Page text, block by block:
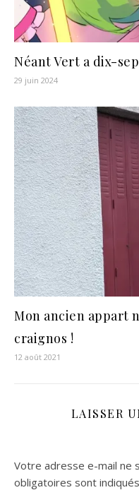
Néant Vert a dix-
29 juin 2024
Mon ancien appart
craignos !
12 août 2021
LAISSER
Votre adresse e-mail ne
obligatoires sont